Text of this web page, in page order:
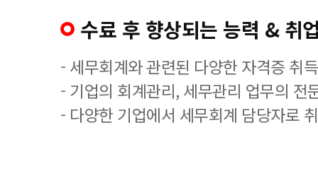
수료 후 향상되는 능력 & 취
- 세무회계와 관련된 다양한 자격증 취
- 기업의 회계관리, 세무관리 업무의 전
- 다양한 기업에서 세무회계 담당자로